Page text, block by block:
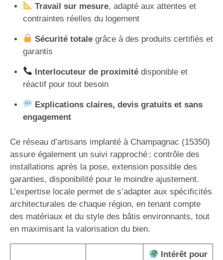
Travail sur mesure, adapté aux attentes et
contraintes réelles du logement
Sécurité totalegrâce à des produits certifiés et
garantis
Interlocuteur de proximitédisponible et
réactif pour tout besoin
Explications claires, devis gratuits et sans
engagement
Ce réseau d’artisans implanté à Champagnac (15350)
assure également un suivi rapproché : contrôle des
installations après la pose, extension possible des
garanties, disponibilité pour le moindre ajustement.
L’expertise locale permet de s’adapter aux spécificités
architecturales de chaque région, en tenant compte
des matériaux et du style des bâtis environnants, tout
en maximisant la valorisation du bien.
Intérêt pour